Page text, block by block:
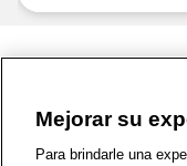
Mejorar su
Para brindarle una